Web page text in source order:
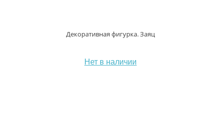
Декоративная фигурка. Заяц
Нет в наличии